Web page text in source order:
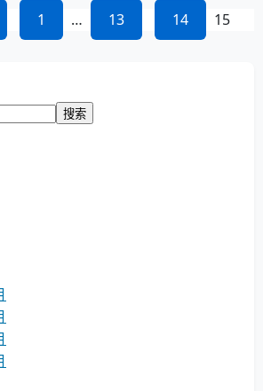
1 … 13 14 15
搜索